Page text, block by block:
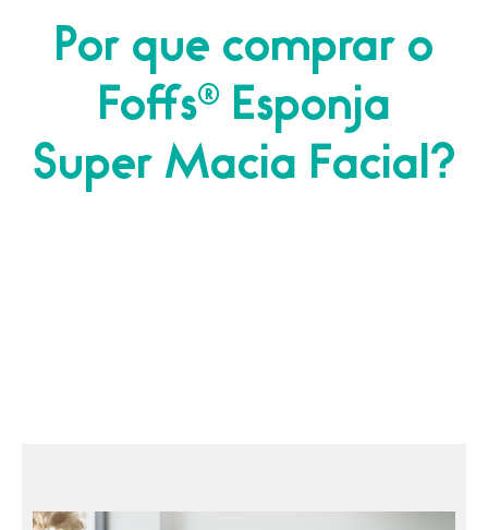
Por que comprar o
Foffs® Esponja
Super Macia Facial?